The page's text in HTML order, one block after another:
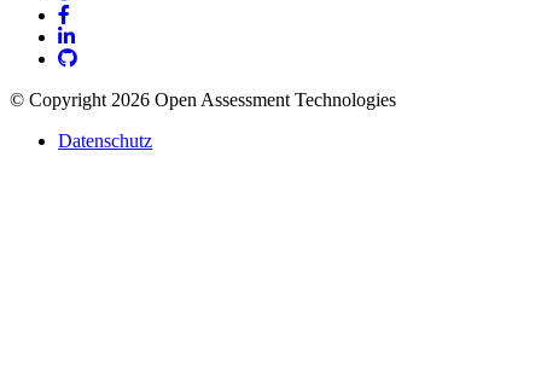
© Copyright 2026 Open Assessment Technologies
Datenschutz